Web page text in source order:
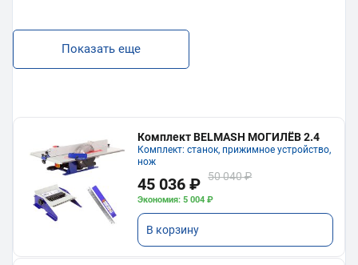
Показать еще
Комплект BELMASH МОГИЛЁВ 2.4
Комплект: станок, прижимное устройство,
нож
45 036 ₽ 50 040 ₽
Экономия: 5 004 ₽
В корзину